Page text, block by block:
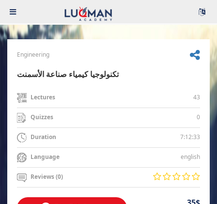
Engineering
تكنولوجيا كيمياء صناعة الأسمنت
Lectures 43
Quizzes 0
Duration 7:12:33
Language english
Reviews (0)